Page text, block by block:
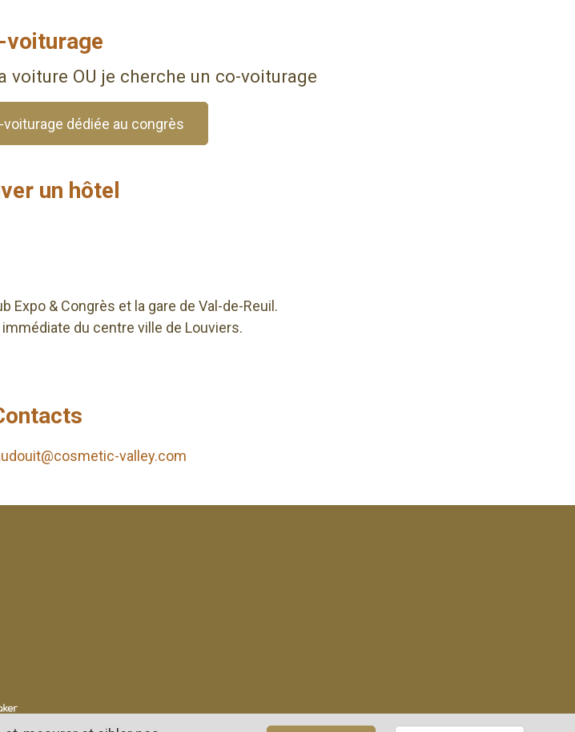
voiturage
voiture OU je cherche un co-voiturage
dédiée au congrès
un hôtel
Expo & Congrès et la gare de Val-de-Reuil.
du centre ville de Louviers.
valley.com